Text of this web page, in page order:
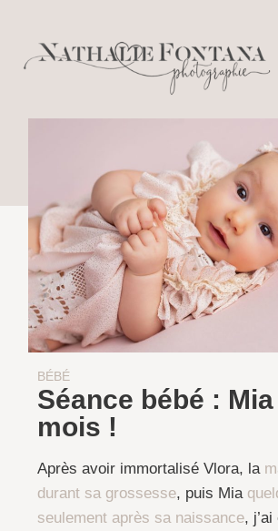
BÉBÉ
Séance bébé :
mois !
Après avoir immortalisé Vlora, la
durant sa grossesse, puis Mia
seulement après sa naissance,